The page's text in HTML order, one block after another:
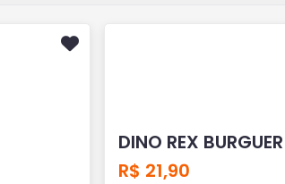
DINO REX BURGUER
R$ 21,90